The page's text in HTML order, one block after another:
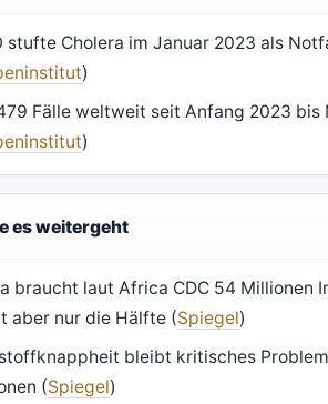
stufte Cholera im Januar 2023 als
)
Fälle weltweit seit Anfang 2023 bis
)
es weitergeht
braucht laut Africa CDC 54 Millionen
aber nur die Hälfte (Spiegel)
bleibt kritisches
(Spiegel)